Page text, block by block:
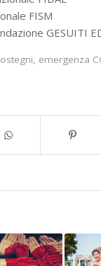
FISM
GESUITI
, emergenza